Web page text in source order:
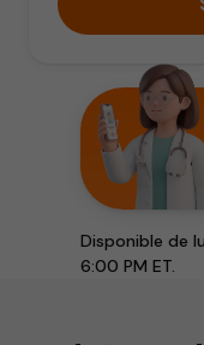
Disponible de
6:00 PM ET.